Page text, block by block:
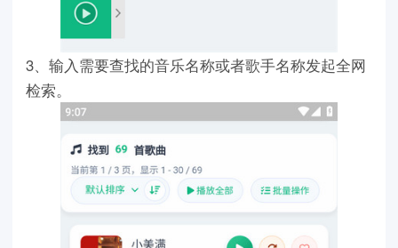
3、输入需要查找的音乐名称或者歌手名称发起全网
检索。